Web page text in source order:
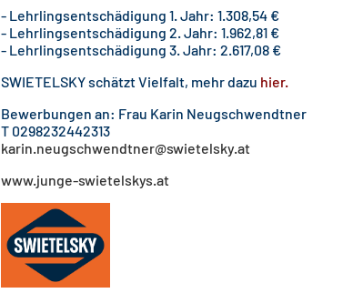
- Lehrlingsentschädigung 1. Jahr: 1.308,54 €
- Lehrlingsentschädigung 2. Jahr: 1.962,81 €
- Lehrlingsentschädigung 3. Jahr: 2.617,08 €
SWIETELSKY schätzt Vielfalt, mehr dazu hier.
Bewerbungen an: Frau Karin Neugschwendtner
T 0298232442313
karin.neugschwendtner@swietelsky.at
www.junge-swietelskys.at